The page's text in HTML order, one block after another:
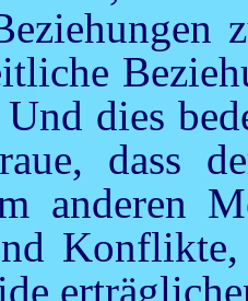
Und dies
dass
anderen